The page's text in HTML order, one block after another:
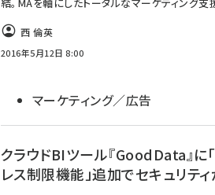
西 倫英
2016年5月12日 8:00
マーケティング／広告
クラウドBIツール『GoodData』に
レス制限機能」追加でセキュリテ